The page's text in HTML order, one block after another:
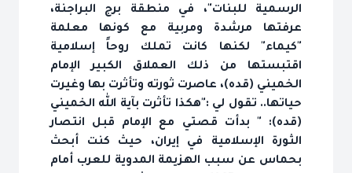
الرسمية للبنات"، في منطقة برج البراجنة،
عرفتها مرشدة ومربية مع كونها معلمة
"كيماء" لكنها كانت تملك روحاً إسلامية
اقتبستها من ذلك العملاق الكبير الإمام
الخميني (قده)، عاصرت ثورته وتأثرت بها وغيرت
حياتها.. تقول لي :"هكذا تأثرت بآية الله الخميني
(قده): " بدأت قصتي مع الإمام قبل انتصار
الثورة الإسلامية في إيران، حيث كنت أبحث
بحماس عن سبب الهزيمة المدوية للعرب أمام